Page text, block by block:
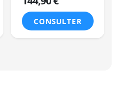
CONSULTER